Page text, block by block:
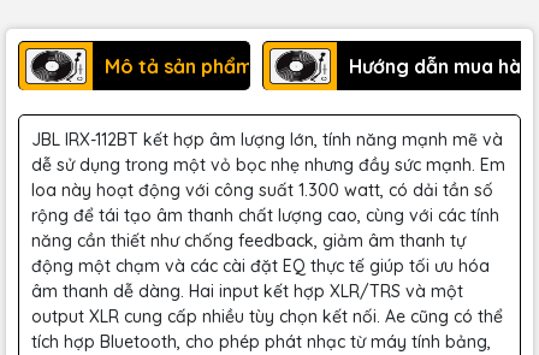
Mô tả sản phẩm Hướng dẫn mua
JBL IRX-112BT kết hợp âm lượng lớn, tính năng mạnh mẽ và
dễ sử dụng trong một vỏ bọc nhẹ nhưng đầy sức mạnh. Em
loa này hoạt động với công suất 1.300 watt, có dải tần số
rộng để tái tạo âm thanh chất lượng cao, cùng với các tính
năng cần thiết như chống feedback, giảm âm thanh tự
động một chạm và các cài đặt EQ thực tế giúp tối ưu hóa
âm thanh dễ dàng. Hai input kết hợp XLR/TRS và một
output XLR cung cấp nhiều tùy chọn kết nối. Ae cũng có thể
tích hợp Bluetooth, cho phép phát nhạc từ máy tính bảng,